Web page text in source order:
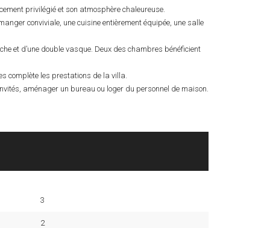
privilégié et son atmosphère chaleureuse.
conviviale, une cuisine entièrement équipée, une salle
et d’une double vasque. Deux des chambres bénéficient
complète les prestations de la villa.
aménager un bureau ou loger du personnel de maison.
3
2